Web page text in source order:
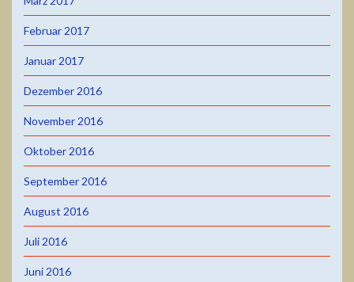
Februar 2017
Januar 2017
Dezember 2016
November 2016
Oktober 2016
September 2016
August 2016
Juli 2016
Juni 2016